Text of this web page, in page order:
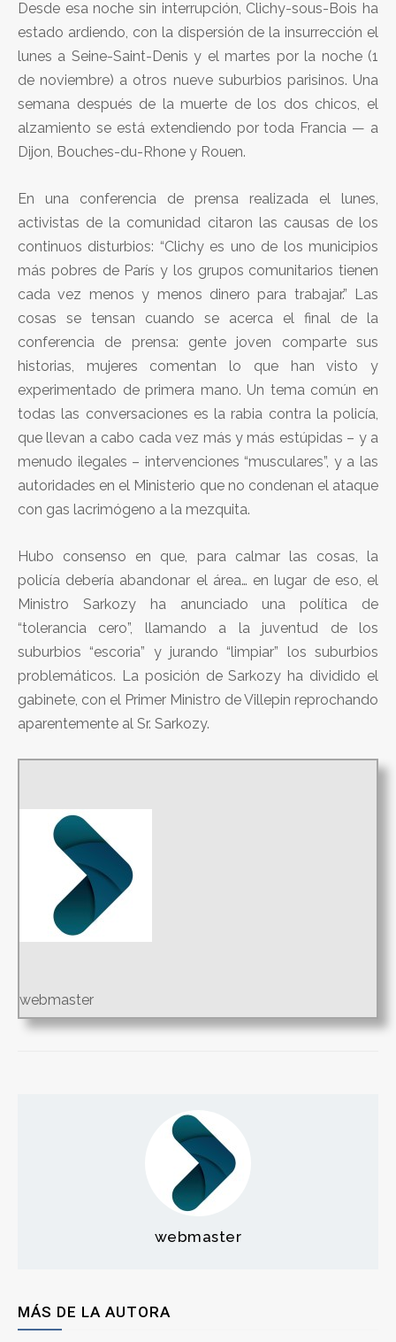
Desde esa noche sin interrupción, Clichy-sous-Bois ha
estado ardiendo, con la dispersión de la insurrección el
lunes a Seine-Saint-Denis y el martes por la noche (1
de noviembre) a otros nueve suburbios parisinos. Una
semana después de la muerte de los dos chicos, el
alzamiento se está extendiendo por toda Francia — a
Dijon, Bouches-du-Rhone y Rouen.
En una conferencia de prensa realizada el lunes,
activistas de la comunidad citaron las causas de los
continuos disturbios: “Clichy es uno de los municipios
más pobres de París y los grupos comunitarios tienen
cada vez menos y menos dinero para trabajar.” Las
cosas se tensan cuando se acerca el final de la
conferencia de prensa: gente joven comparte sus
historias, mujeres comentan lo que han visto y
experimentado de primera mano. Un tema común en
todas las conversaciones es la rabia contra la policía,
que llevan a cabo cada vez más y más estúpidas – y a
menudo ilegales – intervenciones “musculares”, y a las
autoridades en el Ministerio que no condenan el ataque
con gas lacrimógeno a la mezquita.
Hubo consenso en que, para calmar las cosas, la
policía debería abandonar el área… en lugar de eso, el
Ministro Sarkozy ha anunciado una política de
“tolerancia cero”, llamando a la juventud de los
suburbios “escoria” y jurando “limpiar” los suburbios
problemáticos. La posición de Sarkozy ha dividido el
gabinete, con el Primer Ministro de Villepin reprochando
aparentemente al Sr. Sarkozy.
webmaster
webmaster
MÁS DE LA AUTORA